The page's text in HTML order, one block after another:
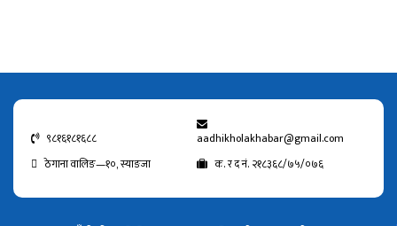
९८१६१८१६८८
aadhikholakhabar@gmail.com
ठेगाना वालिङ—१०, स्याङजा
क. र द नं. २१८३६८/७५/०७६